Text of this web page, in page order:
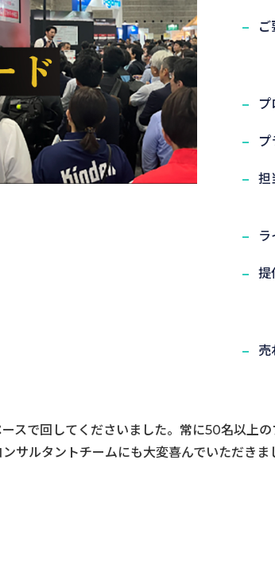
ご
プ
プ
担
ラ
提
売
スで回してくださいました。常に50名以上
サルタントチームにも大変喜んでいただきま